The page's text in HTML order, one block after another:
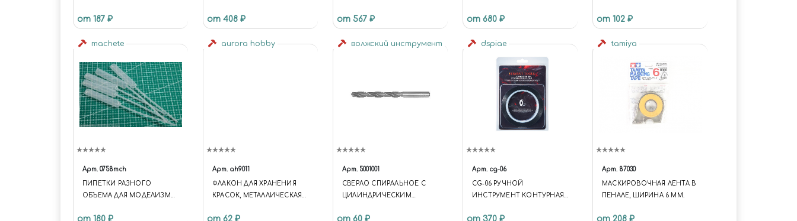
ЭФФЕКТИВНОСТИ - №180
от 187 ₽ от 408 ₽ от 567 ₽ от 680 ₽ от 102 ₽
machete
Арт. 0758mch
ПИПЕТКИ РАЗНОГО
ОБЪЕМА ДЛЯ МОДЕЛИЗМА:
от 180 ₽
aurora hobby
Арт. ah9011
ФЛАКОН ДЛЯ ХРАНЕНИЯ
КРАСОК, МЕТАЛЛИЧЕСКАЯ
от 62 ₽
волжский инструмент
Арт. 5001001
СВЕРЛО СПИРАЛЬНОЕ С
ЦИЛИНДРИЧЕСКИМ
от 60 ₽
dspiae
Арт. cg-06
CG-06 РУЧНОЙ
ИНСТРУМЕНТ КОНТУРНАЯ
РАСШИВКИ 6 ММ Х 30 М
от 370 ₽
tamiya
Арт. 87030
МАСКИРОВОЧНАЯ ЛЕНТА В
ПЕНАЛЕ, ШИРИНА 6 ММ.
от 208 ₽